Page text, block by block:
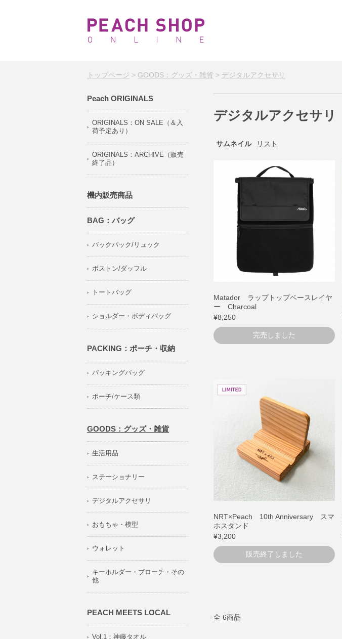
トップページ > GOODS：グッズ・雑貨 > デジタルアクセサリ
Peach ORIGINALS
ORIGINALS：ON SALE（＆入
荷予定あり）
ORIGINALS：ARCHIVE（販売
終了品）
機内販売商品
BAG：バッグ
バックパック/リュック
ボストン/ダッフル
トートバッグ
ショルダー・ボディバッグ
PACKING：ポーチ・収納
パッキングバッグ
ポーチ/ケース類
GOODS：グッズ・雑貨
生活用品
ステーショナリー
デジタルアクセサリ
おもちゃ・模型
ウォレット
キーホルダー・ブローチ・その
他
PEACH MEETS LOCAL
Vol.1：神藤タオル
デジタルアクセサリ
サムネイル リスト
Matador ラップトップベースレイヤ
ー Charcoal
¥8,250
完売しました
NRT×Peach 10th Anniversary スマ
ホスタンド
¥3,200
販売終了しました
全 6商品